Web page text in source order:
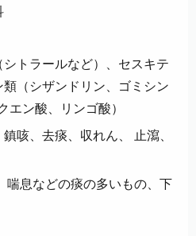
シトラールなど）、セスキテ
（シザンドリン、ゴミシン
ン酸、リンゴ酸）
咳、去痰、収れん、 止瀉、
喘息などの痰の多いもの、下